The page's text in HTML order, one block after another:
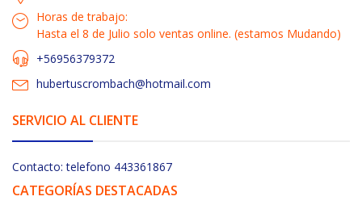
Horas de trabajo:
Hasta el 8 de Julio solo ventas online. (estamos Mudando)
+56956379372
hubertuscrombach@hotmail.com
SERVICIO AL CLIENTE
Contacto: telefono 443361867
CATEGORÍAS DESTACADAS